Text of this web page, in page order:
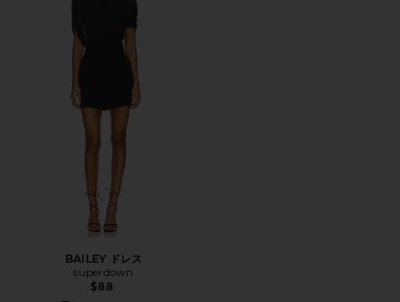
BAILEY ドレス
superdown
$88